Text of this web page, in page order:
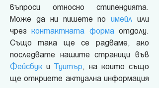
въпроси относно стипендията.
Може да ни пишете поимейл или
чрезконтактната формаотдолу.
Също така ще се радваме, ако
последвате нашите страници във
Фейсбук и Туитър, на които също
ще откриете актуална информация